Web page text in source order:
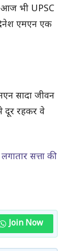
आज भी UPSC
एमएन एक
सादा जीवन
दूर रहकर वे
सत्ता की
Join Now